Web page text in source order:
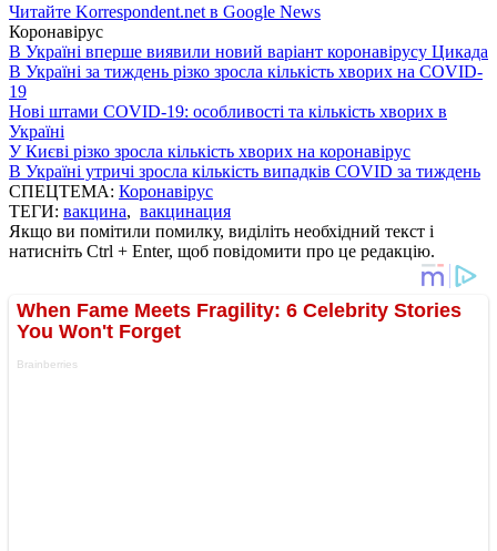
Читайте Korrespondent.net в Google News
Коронавірус
В Україні вперше виявили новий варіант коронавірусу Цикада
В Україні за тиждень різко зросла кількість хворих на COVID-
19
Нові штами COVID-19: особливості та кількість хворих в
Україні
У Києві різко зросла кількість хворих на коронавірус
В Україні утричі зросла кількість випадків COVID за тиждень
СПЕЦТЕМА: Коронавірус
ТЕГИ: вакцина, вакцинация
Якщо ви помітили помилку, виділіть необхідний текст і
натисніть Ctrl + Enter, щоб повідомити про це редакцію.